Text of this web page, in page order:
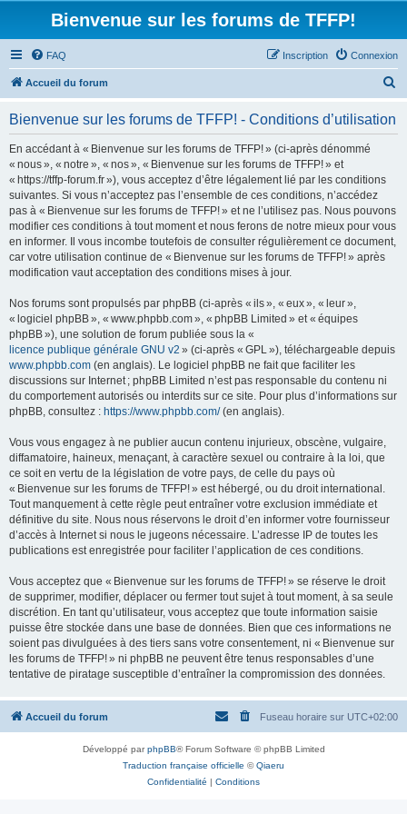
Bienvenue sur les forums de TFFP!
FAQ Connexion
Inscription
Accueil du forum
Bienvenue sur les forums de TFFP! - Conditions d’utilisation
En accédant à « Bienvenue sur les forums de TFFP! » (ci-après dénommé
« nous », « notre », « nos », « Bienvenue sur les forums de TFFP! » et
« https://tffp-forum.fr »), vous acceptez d’être légalement lié par les conditions
suivantes. Si vous n’acceptez pas l’ensemble de ces conditions, n’accédez
pas à « Bienvenue sur les forums de TFFP! » et ne l’utilisez pas. Nous pouvons
modifier ces conditions à tout moment et nous ferons de notre mieux pour vous
en informer. Il vous incombe toutefois de consulter régulièrement ce document,
car votre utilisation continue de « Bienvenue sur les forums de TFFP! » après
modification vaut acceptation des conditions mises à jour.
Nos forums sont propulsés par phpBB (ci-après « ils », « eux », « leur »,
« logiciel phpBB », « www.phpbb.com », « phpBB Limited » et « équipes
phpBB »), une solution de forum publiée sous la «
licence publique générale GNU v2 » (ci-après « GPL »), téléchargeable depuis
www.phpbb.com (en anglais). Le logiciel phpBB ne fait que faciliter les
discussions sur Internet ; phpBB Limited n’est pas responsable du contenu ni
du comportement autorisés ou interdits sur ce site. Pour plus d’informations sur
phpBB, consultez : https://www.phpbb.com/(en anglais).
Vous vous engagez à ne publier aucun contenu injurieux, obscène, vulgaire,
diffamatoire, haineux, menaçant, à caractère sexuel ou contraire à la loi, que
ce soit en vertu de la législation de votre pays, de celle du pays où
« Bienvenue sur les forums de TFFP! » est hébergé, ou du droit international.
Tout manquement à cette règle peut entraîner votre exclusion immédiate et
définitive du site. Nous nous réservons le droit d’en informer votre fournisseur
d’accès à Internet si nous le jugeons nécessaire. L’adresse IP de toutes les
publications est enregistrée pour faciliter l’application de ces conditions.
Vous acceptez que « Bienvenue sur les forums de TFFP! » se réserve le droit
de supprimer, modifier, déplacer ou fermer tout sujet à tout moment, à sa seule
discrétion. En tant qu’utilisateur, vous acceptez que toute information saisie
puisse être stockée dans une base de données. Bien que ces informations ne
soient pas divulguées à des tiers sans votre consentement, ni « Bienvenue sur
les forums de TFFP! » ni phpBB ne peuvent être tenus responsables d’une
tentative de piratage susceptible d’entraîner la compromission des données.
Accueil du forum Fuseau horaire sur UTC+02:00
Développé parphpBB® Forum Software © phpBB Limited
Traduction française officielle ©Qiaeru
Confidentialité | Conditions